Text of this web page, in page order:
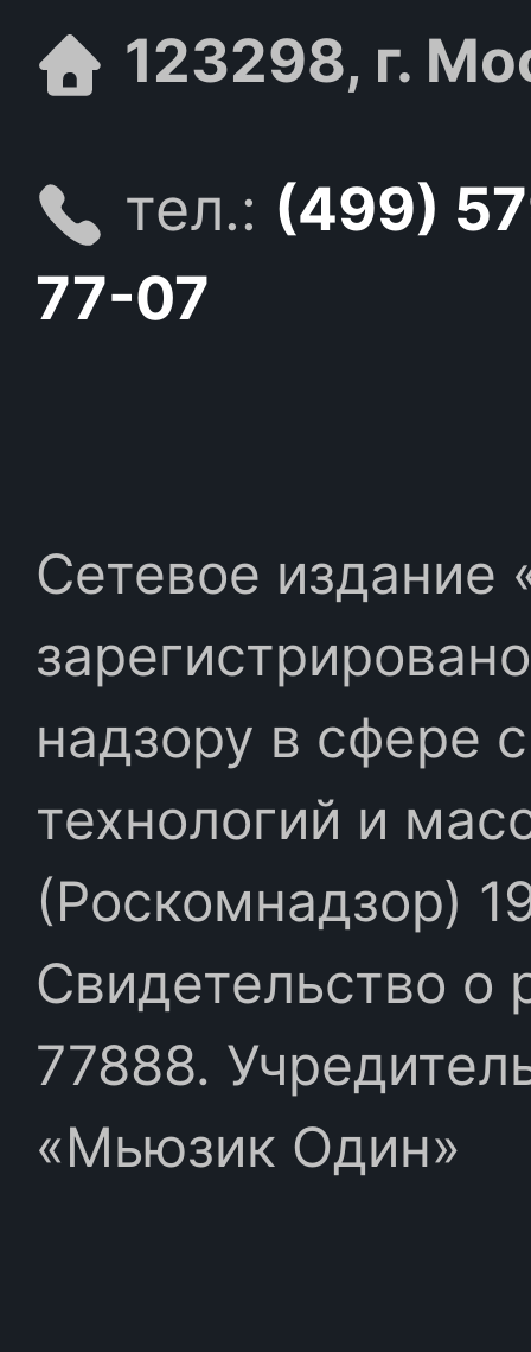
123298, г.
тел.: (499)
77-07
Сетевое издание
надзору в сфере
технологий и
(Роскомнадзор)
Свидетельство
77888.
«Мьюзик Один»